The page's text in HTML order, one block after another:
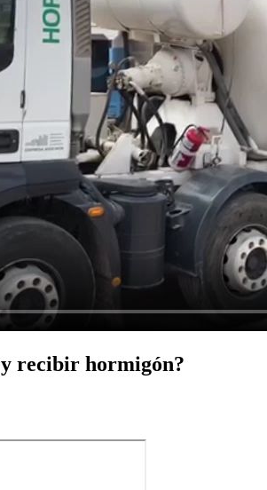
recibir hormigón?